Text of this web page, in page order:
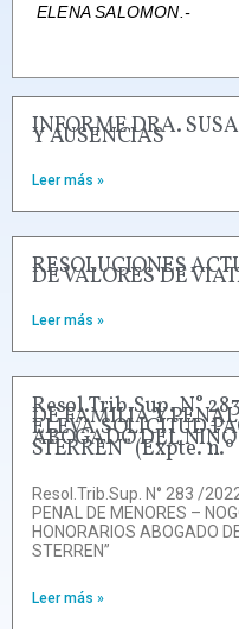
ELENA SALOMON.-
INFORME DRA.
Y AUSENCIAS
Leer más »
RESOLUCIONES
DE VALORES DE
Leer más »
Resol.Trib.Sup. N°
DE FAMILIA Y
ELEVA SOLICITUD
ABOGADO DEL
STERREN” (Expte.
Resol.Trib.Sup. N° 283 /
PENAL DE MENORES –
HONORARIOS ABOGADO
STERREN”
Leer más »